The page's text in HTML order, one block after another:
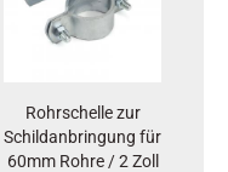
Rohrschelle zur
Schildanbringung für
60mm Rohre / 2 Zoll